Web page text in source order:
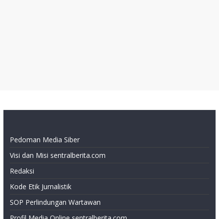
Pedoman Media Siber
Visi dan Misi sentralberita.com
Redaksi
Kode Etik Jurnalistik
SOP Perlindungan Wartawan